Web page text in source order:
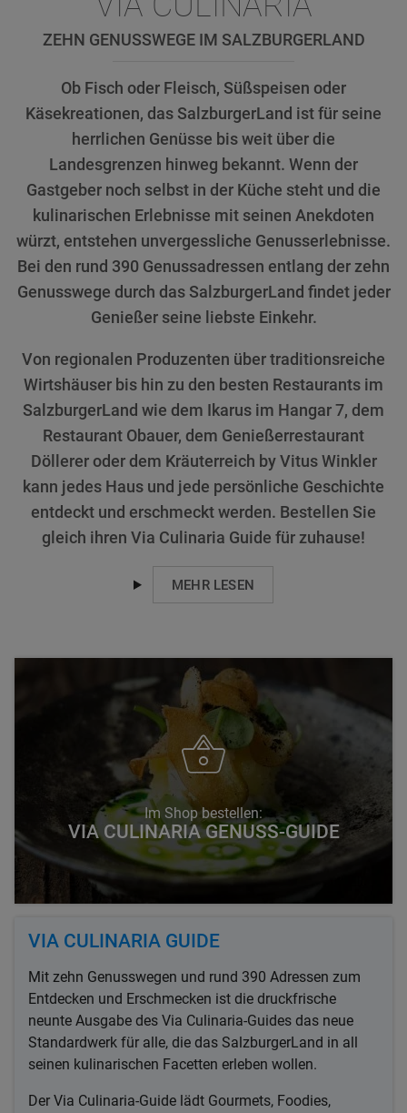
ZEHN GENUSSWEGE IM SALZBURGERLAND
Ob Fisch oder Fleisch, Süßspeisen oder
Käsekreationen, das SalzburgerLand ist für seine
herrlichen Genüsse bis weit über die
Landesgrenzen hinweg bekannt. Wenn der
Gastgeber noch selbst in der Küche steht und die
kulinarischen Erlebnisse mit seinen Anekdoten
würzt, entstehen unvergessliche Genusserlebnisse.
Bei den rund 390 Genussadressen entlang der zehn
Genusswege durch das SalzburgerLand findet jeder
Genießer seine liebste Einkehr.
Von regionalen Produzenten über traditionsreiche
Wirtshäuser bis hin zu den besten Restaurants im
SalzburgerLand wie dem Ikarus im Hangar 7, dem
Restaurant Obauer, dem Genießerrestaurant
Döllerer oder dem Kräuterreich by Vitus Winkler
kann jedes Haus und jede persönliche Geschichte
entdeckt und erschmeckt werden. Bestellen Sie
gleich ihren Via Culinaria Guide für zuhause!
MEHR LESEN
Im Shop bestellen:
VIA CULINARIA GENUSS-GUIDE
VIA CULINARIA GUIDE
Mit zehn Genusswegen und rund 390 Adressen zum
Entdecken und Erschmecken ist die druckfrische
neunte Ausgabe des Via Culinaria-Guides das neue
Standardwerk für alle, die das SalzburgerLand in all
seinen kulinarischen Facetten erleben wollen.
Der Via Culinaria-Guide lädt Gourmets, Foodies,